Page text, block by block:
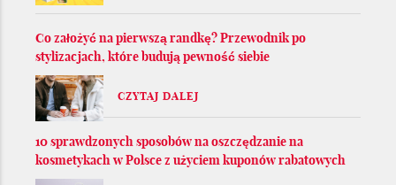
Co założyć na pierwszą randkę? Przewodnik po
stylizacjach, które budują pewność siebie
CZYTAJ DALEJ
10 sprawdzonych sposobów na oszczędzanie na
kosmetykach w Polsce z użyciem kuponów rabatowych